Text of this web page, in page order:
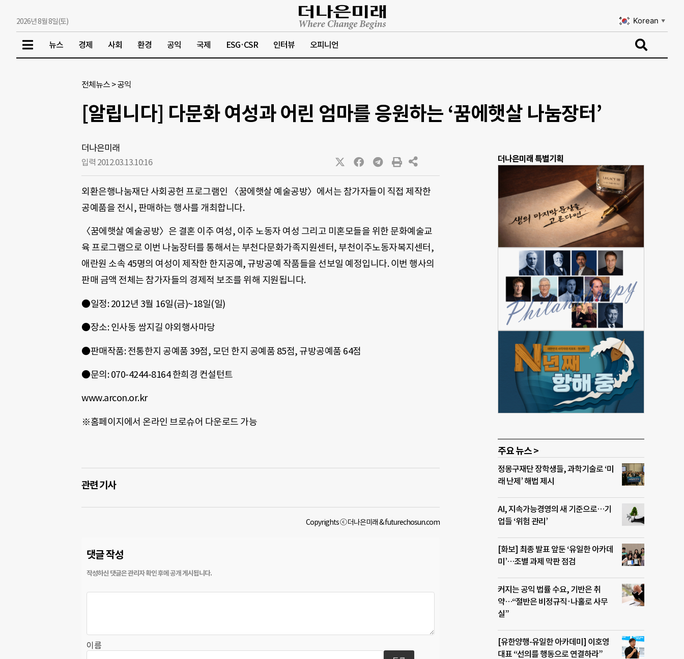
2026년 8월 8일(토) Korean ▼
뉴스 경제 사회 환경 공익 국제 ESG·CSR 인터뷰 오피니언
전체뉴스 >공익
[알립니다] 다문화 여성과 어린 엄마를 응원하는 ‘꿈에햇살 나눔장터’
더나은미래
입력 2012.03.13.10:16
외환은행나눔재단 사회공헌 프로그램인 〈꿈에햇살 예술공방〉에서는 참가자들이 직접 제작한
공예품을 전시, 판매하는 행사를 개최합니다.
〈꿈에햇살 예술공방〉은 결혼 이주 여성, 이주 노동자 여성 그리고 미혼모들을 위한 문화예술교
육 프로그램으로 이번 나눔장터를 통해서는 부천다문화가족지원센터, 부천이주노동자복지센터,
애란원 소속 45명의 여성이 제작한 한지공예, 규방공예 작품들을 선보일 예정입니다. 이번 행사의
판매 금액 전체는 참가자들의 경제적 보조를 위해 지원됩니다.
●일정: 2012년 3월 16일(금)~18일(일)
●장소: 인사동 쌈지길 야외행사마당
●판매작품: 전통한지 공예품 39점, 모던 한지 공예품 85점, 규방공예품 64점
●문의: 070-4244-8164 한희경 컨설턴트
www.arcon.or.kr
※홈페이지에서 온라인 브로슈어 다운로드 가능
관련 기사
Copyrights ⓒ 더나은미래 & futurechosun.com
댓글 작성
이름
더나은미래 특별기획
주요 뉴스 >
정몽구재단 장학생들, 과학기술로 ‘미
래 난제’ 해법 제시
AI, 지속가능경영의 새 기준으로…기
업들 ‘위험 관리’
[화보] 최종 발표 앞둔 ‘유일한 아카데
미’…조별 과제 막판 점검
커지는 공익 법률 수요, 기반은 취
약…“절반은 비정규직·나홀로 사무
실”
[유한양행-유일한 아카데미] 이호영
대표 “선의를 행동으로 연결하라”